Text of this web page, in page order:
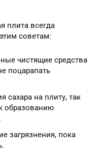
плита всегда
советам:
чистящие средства
поцарапать
сахара на плиту, так
образованию
загрязнения, пока